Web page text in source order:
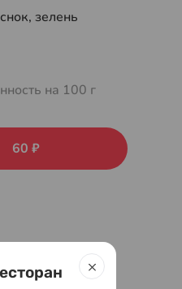
зелень
на 100 г
60 ₽